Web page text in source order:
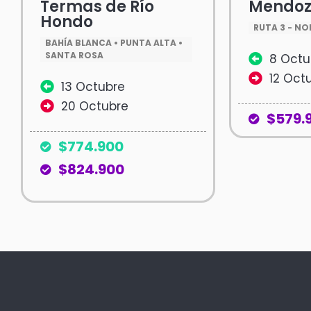
Termas de Río
Hondo
BAHÍA BLANCA • PUNTA ALTA •
SANTA ROSA
13 Octubre
20 Octubre
$774.900
$824.900
RUTA 3 -
8
12